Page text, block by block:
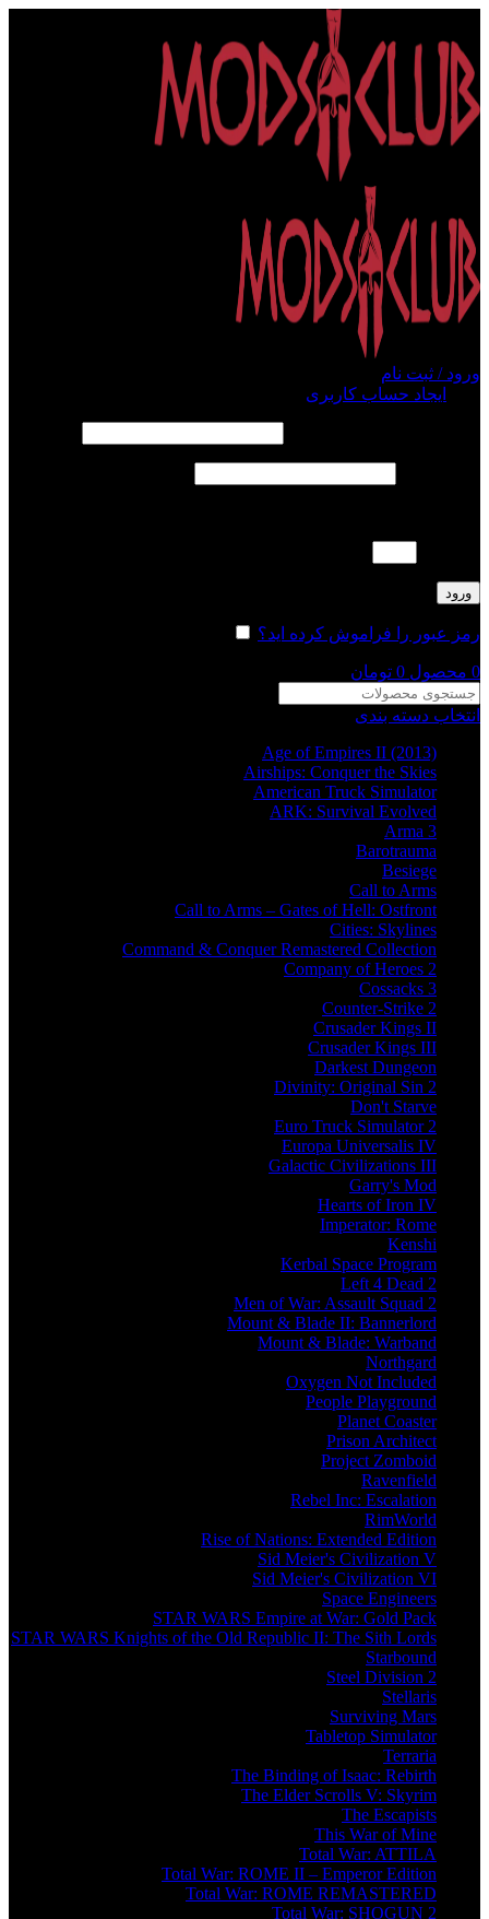
ورود / ثبت نام
ایجاد حساب کاربری
ورود
رمز عبور را فراموش کرده اید؟
0 محصول 0 تومان
انتخاب دسته بندی
Age of Empires II (2013)
Airships: Conquer the Skies
American Truck Simulator
ARK: Survival Evolved
Arma 3
Barotrauma
Besiege
Call to Arms
Call to Arms – Gates of Hell: Ostfront
Cities: Skylines
Command & Conquer Remastered Collection
Company of Heroes 2
Cossacks 3
Counter-Strike 2
Crusader Kings II
Crusader Kings III
Darkest Dungeon
Divinity: Original Sin 2
Don't Starve
Euro Truck Simulator 2
Europa Universalis IV
Galactic Civilizations III
Garry's Mod
Hearts of Iron IV
Imperator: Rome
Kenshi
Kerbal Space Program
Left 4 Dead 2
Men of War: Assault Squad 2
Mount & Blade II: Bannerlord
Mount & Blade: Warband
Northgard
Oxygen Not Included
People Playground
Planet Coaster
Prison Architect
Project Zomboid
Ravenfield
Rebel Inc: Escalation
RimWorld
Rise of Nations: Extended Edition
Sid Meier's Civilization V
Sid Meier's Civilization VI
Space Engineers
STAR WARS Empire at War: Gold Pack
STAR WARS Knights of the Old Republic II: The Sith Lords
Starbound
Steel Division 2
Stellaris
Surviving Mars
Tabletop Simulator
Terraria
The Binding of Isaac: Rebirth
The Elder Scrolls V: Skyrim
The Escapists
This War of Mine
Total War: ATTILA
Total War: ROME II – Emperor Edition
Total War: ROME REMASTERED
Total War: SHOGUN 2